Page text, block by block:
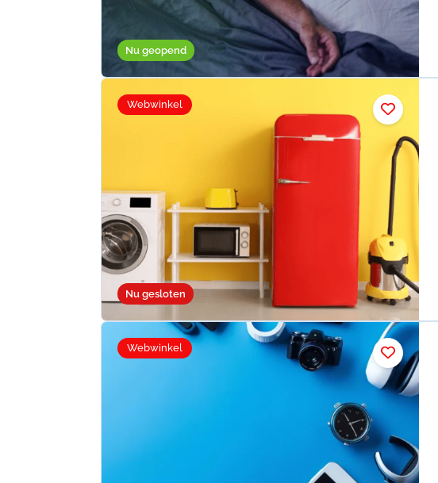
Nu geopend
Nu gesloten
Webwinkel
Webwinkel